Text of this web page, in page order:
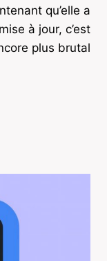
qu’elle a
à jour, c’est
plus brutal